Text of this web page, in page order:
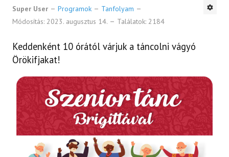
Super User Programok
Tanfolyam
Módosítás: 2023. augusztus 14.
Találatok: 2184
Keddenként 10 órától várjuk a táncolni vágyó
Örökifjakat!